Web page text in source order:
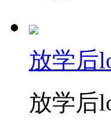
放学后
放学后